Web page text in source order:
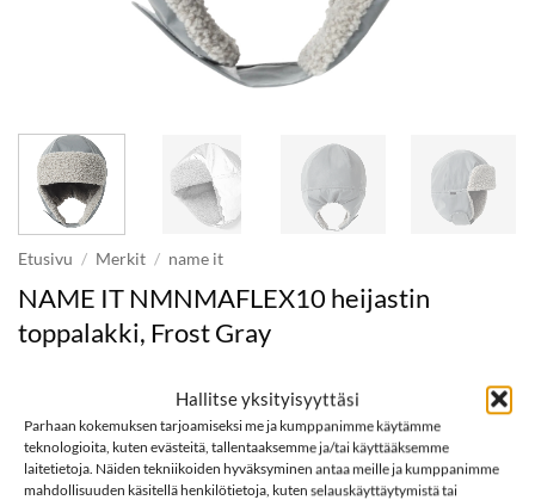
Hallitse yksityisyyttäsi
Parhaan kokemuksen tarjoamiseksi me ja kumppanimme käytämme
teknologioita, kuten evästeitä, tallentaaksemme ja/tai käyttääksemme
laitetietoja. Näiden tekniikoiden hyväksyminen antaa meille ja kumppanimme
mahdollisuuden käsitellä henkilötietoja, kuten selauskäyttäytymistä tai
Etusivu / Merkit / name it
NAME IT NMNMAFLEX10 heijastin
toppalakki, Frost Gray
Koko